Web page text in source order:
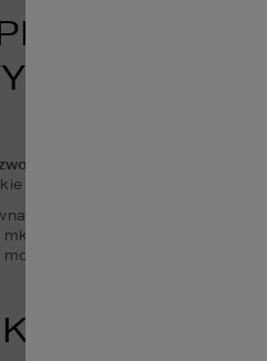
MAŁYCH
procedury formalne.
mogła wynosić do 35 mkw.
Jednak musi spełniać jeden
mieć antresolę co
W